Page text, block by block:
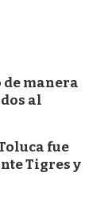
de manera
al
fue
Tigres y